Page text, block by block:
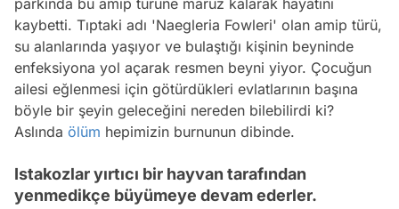
kaybetti. Tıptaki adı 'Naegleria Fowleri' olan amip türü,
su alanlarında yaşıyor ve bulaştığı kişinin beyninde
enfeksiyona yol açarak resmen beyni yiyor. Çocuğun
ailesi eğlenmesi için götürdükleri evlatlarının başına
böyle bir şeyin geleceğini nereden bilebilirdi ki?
Aslında ölüm hepimizin burnunun dibinde.
Istakozlar yırtıcı bir hayvan tarafından
yenmedikçe büyümeye devam ederler.